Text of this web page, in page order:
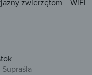
zwierzętom
WiFi
Supraśla